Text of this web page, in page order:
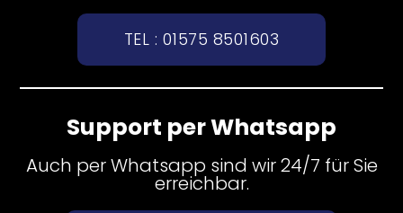
TEL : 01575 8501603
Support per Whatsapp
Auch per Whatsapp sind wir 24/7 für Sie
erreichbar.